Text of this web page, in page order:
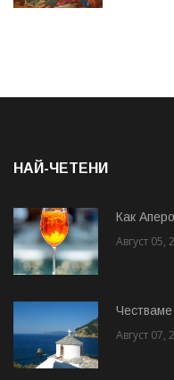
НАЙ-ЧЕТЕНИ
Как
Август 05,
Август 07,